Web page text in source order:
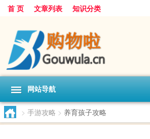
首 页 文章列表 知识分类
网站导航
> 手游攻略 > 养育孩子攻略